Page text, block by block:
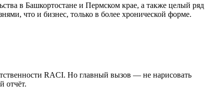
в Башкортостане и Пермском крае, а также целый ряд
что и бизнес, только в более хронической форме.
RACI. Но главный вызов — не нарисовать
отчёт.